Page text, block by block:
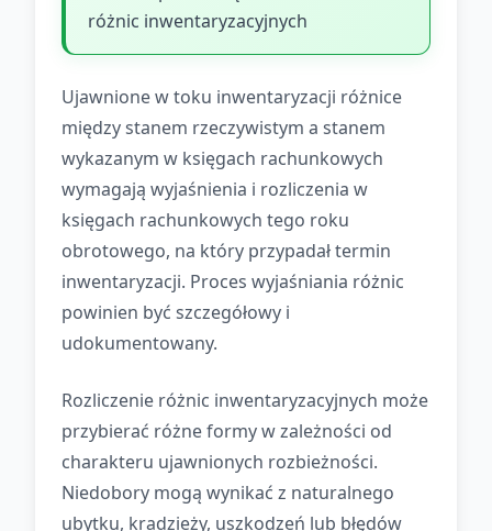
różnic inwentaryzacyjnych
Ujawnione w toku inwentaryzacji różnice
między stanem rzeczywistym a stanem
wykazanym w księgach rachunkowych
wymagają wyjaśnienia i rozliczenia w
księgach rachunkowych tego roku
obrotowego, na który przypadał termin
inwentaryzacji. Proces wyjaśniania różnic
powinien być szczegółowy i
udokumentowany.
Rozliczenie różnic inwentaryzacyjnych może
przybierać różne formy w zależności od
charakteru ujawnionych rozbieżności.
Niedobory mogą wynikać z naturalnego
ubytku, kradzieży, uszkodzeń lub błędów